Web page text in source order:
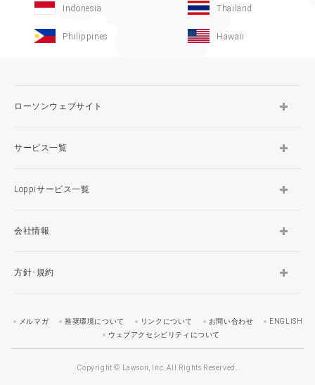
Indonesia Thailand
Philippines Hawaii
ローソンウェブサイト
サービス一覧
Loppiサービス一覧
会社情報
方針･規約
メルマガ 推奨環境について リンクについて お問い合わせ
ENGLISH
ウェブアクセシビリティについて
Copyright © Lawson, Inc. All Rights Reserved.